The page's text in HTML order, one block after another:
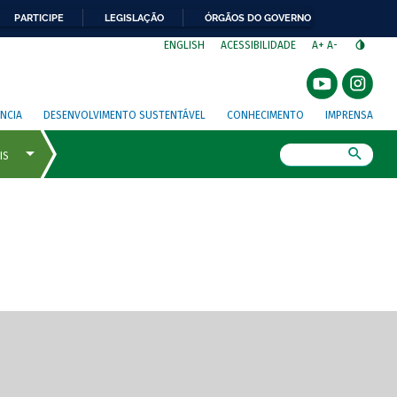
PARTICIPE LEGISLAÇÃO ÓRGÃOS DO GOVERNO
ENGLISH ACESSIBILIDADE A+ A-
DESENVOLVIMENTO SUSTENTÁVEL CONHECIMENTO IMPRENSA
de tela